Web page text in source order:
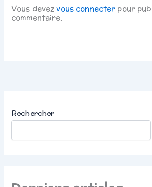
Vous devezvous connecter pour
commentaire.
Rechercher